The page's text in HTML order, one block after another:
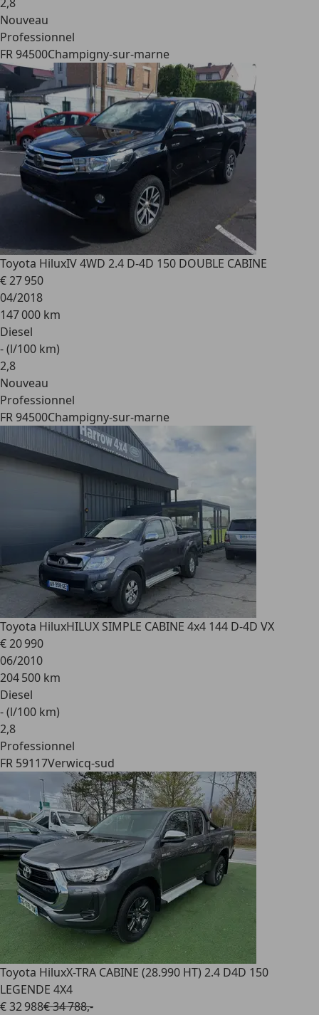
Nouveau
Professionnel
FR 94500Champigny-sur-marne
Toyota HiluxIV 4WD 2.4 D-4D 150 DOUBLE CABINE
€ 27 950
04/2018
147 000 km
Diesel
- (l/100 km)
2,8
Nouveau
Professionnel
FR 94500Champigny-sur-marne
Toyota HiluxHILUX SIMPLE CABINE 4x4 144 D-4D VX
€ 20 990
06/2010
204 500 km
Diesel
- (l/100 km)
2,8
Professionnel
FR 59117Verwicq-sud
Toyota HiluxX-TRA CABINE (28.990 HT) 2.4 D4D 150
LEGENDE 4X4
€ 32 988€ 34 788,-